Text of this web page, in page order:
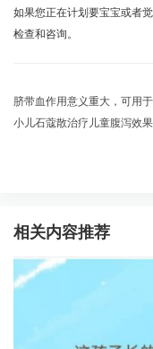
如果您正在计划要宝宝或者
检查和咨询。
脐带血作用意义重大，可用
小儿石蔻散治疗儿童腹泻效
相关内容推荐